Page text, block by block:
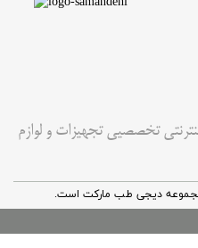
تخصصیی تجهیزات و لوازم
دیجی طب مارکت است.